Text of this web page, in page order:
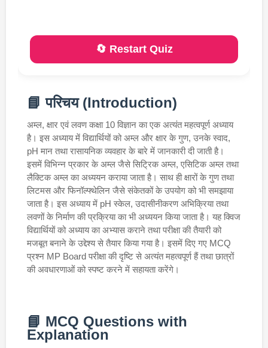
🔄 Restart Quiz
📘 परिचय (Introduction)
अम्ल, क्षार एवं लवण कक्षा 10 विज्ञान का एक अत्यंत महत्वपूर्ण अध्याय
है। इस अध्याय में विद्यार्थियों को अम्ल और क्षार के गुण, उनके स्वाद,
pH मान तथा रासायनिक व्यवहार के बारे में जानकारी दी जाती है।
इसमें विभिन्न प्रकार के अम्ल जैसे सिट्रिक अम्ल, एसिटिक अम्ल तथा
लैक्टिक अम्ल का अध्ययन कराया जाता है। साथ ही क्षारों के गुण तथा
लिटमस और फिनॉल्फ्थेलिन जैसे संकेतकों के उपयोग को भी समझाया
जाता है। इस अध्याय में pH स्केल, उदासीनीकरण अभिक्रिया तथा
लवणों के निर्माण की प्रक्रिया का भी अध्ययन किया जाता है। यह क्विज
विद्यार्थियों को अध्याय का अभ्यास कराने तथा परीक्षा की तैयारी को
मजबूत बनाने के उद्देश्य से तैयार किया गया है। इसमें दिए गए MCQ
प्रश्न MP Board परीक्षा की दृष्टि से अत्यंत महत्वपूर्ण हैं तथा छात्रों
की अवधारणाओं को स्पष्ट करने में सहायता करेंगे।
📘 MCQ Questions with
Explanation